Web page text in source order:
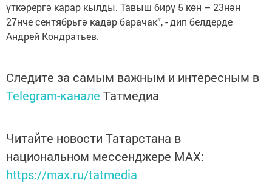
үткәрергә карар кылды. Тавыш бирү 5 көн – 23нән
27нче сентябрьгә кадәр барачак”, - дип белдерде
Андрей Кондратьев.
Следите за самым важным и интересным в
Telegram-канале Татмедиа
Читайте новости Татарстана в
национальном мессенджере MАХ:
https://max.ru/tatmedia